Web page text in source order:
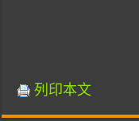
列印本文